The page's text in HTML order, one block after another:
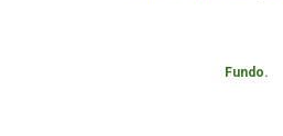
Fundo.